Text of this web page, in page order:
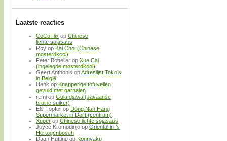
Laatste reacties
CoCoFlix op Chinese
lichte sojasaus
Roy op Kai Choi (Chinese
mosterdkool)
Peter Bottelier op Xue Cai
(ingelegde mosterdkool)
Geert Anthonis opAdreslijst Toko’s
in België
Henk op Knapperige tofuvellen
gevuld met garnalen
remi op Gula djawa (Javaanse
bruine suiker)
Els Töpfer op Dong Nan Hang
Supermarket in Delft (centrum)
Xuper op Chinese lichte sojasaus
Joyce Kromodirijo op Oriental in ’s
Hertogenbosch
Daan Hutting op Konnyaku